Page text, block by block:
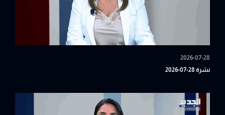
2026-07-28
نشرة 28-07-2026